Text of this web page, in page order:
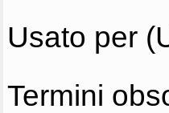
Usato per
Termini